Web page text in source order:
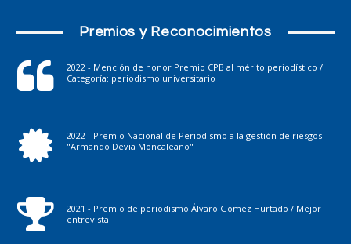
Premios y Reconocimientos
2022 - Mención de honor Premio CPB al mérito periodístico /
Categoría: periodismo universitario
2022 - Premio Nacional de Periodismo a la gestión de riesgos
"Armando Devia Moncaleano"
2021 - Premio de periodismo Álvaro Gómez Hurtado / Mejor
entrevista